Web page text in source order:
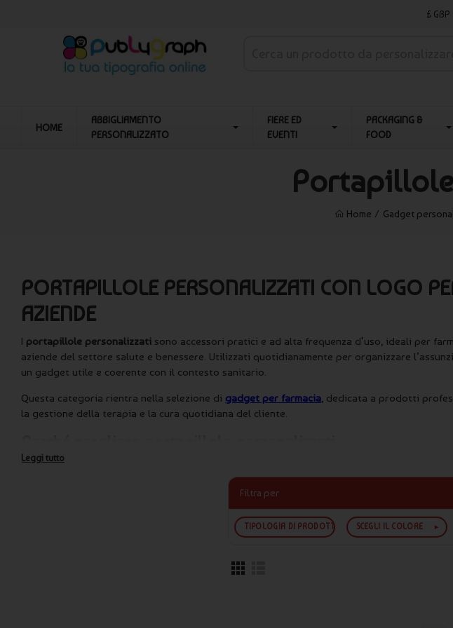
£ GBP
HOME
ABBIGLIAMENTO
PERSONALIZZATO
FIERE ED
EVENTI
PACKAGING &
FOOD
Home Gadget
PORTAPILLOLE PERSONALIZZATI CON LOGO
AZIENDE
I portapillole personalizzati sono accessori pratici e ad alta frequenza d’uso, ideali per
aziende del settore salute e benessere. Utilizzati quotidianamente per organizzare
un gadget utile e coerente con il contesto sanitario.
Questa categoria rientra nella selezione di gadget per farmacia, dedicata a prodotti
la gestione della terapia e la cura quotidiana del cliente.
permettono di organizzare in modo semplice e ordinato le
farmaci. Sono particolarmente indicati per clienti che seguono terapie continuative o che
Leggi tutto
Filtra per
TIPOLOGIA DI PRODOTTO SCEGLI IL COLORE